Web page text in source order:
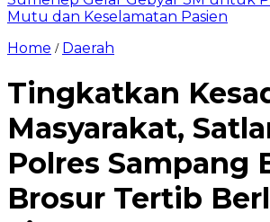
Mutu dan Keselamatan Pasien
Home / Daerah
Tingkatkan
Masyarakat,
Polres Sampang
Brosur Tertib